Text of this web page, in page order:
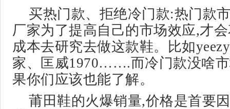
买热门款、拒绝冷门款:热门款
厂家为了提高自己的市场效应,才
成本去研究去做这款鞋。比如
家、匡威1970…….而冷门款没啥
果你们应该也能了解。
莆田鞋的火爆销量,价格是首要